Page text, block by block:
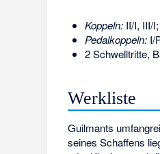
Koppeln:II/I, III/I;
Pedalkoppeln:I/
2 Schwelltritte,
Werkliste
Guilmants
seines Schaffens